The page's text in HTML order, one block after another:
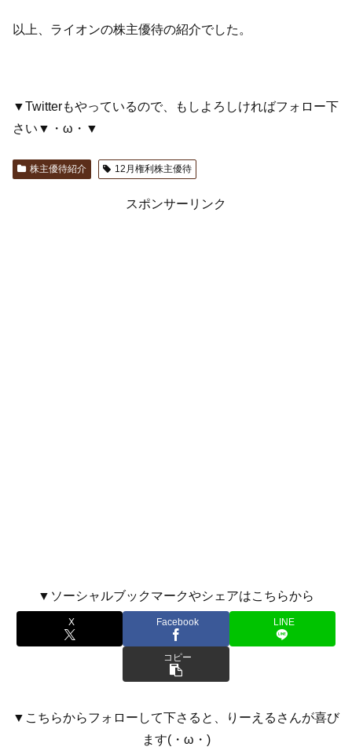
以上、ライオンの株主優待の紹介でした。
▼Twitterもやっているので、もしよろしければフォロー下
さい▼・ω・▼
株主優待紹介 12月権利株主優待
スポンサーリンク
▼ソーシャルブックマークやシェアはこちらから
X Facebook LINE
コピー
▼こちらからフォローして下さると、りーえるさんが喜び
ます(・ω・)